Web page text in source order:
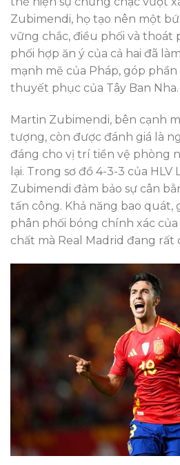
Zubimendi, họ tạo nên một
vững chắc, điều phối và thoát
phối hợp ăn ý của cả hai đã
mạnh mẽ của Pháp, góp
thuyết phục của Tây Ban Nha.
Martin Zubimendi, bên cạnh
tượng, còn được đánh giá là
đáng cho vị trí tiền vệ phòng
lại. Trong sơ đồ 4-3-3 của HLV
Zubimendi đảm bảo sự cân
tấn công. Khả năng bao quát,
phân phối bóng chính xác
chất mà Real Madrid đang rất